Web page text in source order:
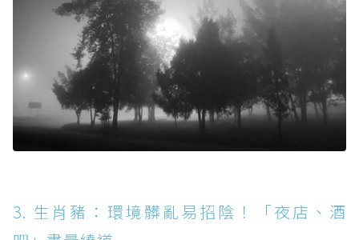
3. 生肖豬：環境髒亂易招陰！「夜店、酒